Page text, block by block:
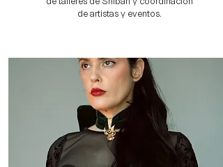
de artistas y eventos.